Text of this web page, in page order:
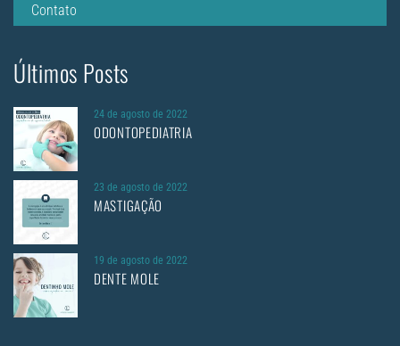
Contato
Últimos Posts
24 de agosto de 2022
ODONTOPEDIATRIA
23 de agosto de 2022
MASTIGAÇÃO
19 de agosto de 2022
DENTE MOLE